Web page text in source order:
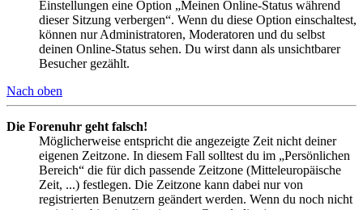
Einstellungen eine Option „Meinen Online-Status während
dieser Sitzung verbergen“. Wenn du diese Option einschaltest,
können nur Administratoren, Moderatoren und du selbst
deinen Online-Status sehen. Du wirst dann als unsichtbarer
Besucher gezählt.
Nach oben
Die Forenuhr geht falsch!
Möglicherweise entspricht die angezeigte Zeit nicht deiner
eigenen Zeitzone. In diesem Fall solltest du im „Persönlichen
Bereich“ die für dich passende Zeitzone (Mitteleuropäische
Zeit, ...) festlegen. Die Zeitzone kann dabei nur von
registrierten Benutzern geändert werden. Wenn du noch nicht